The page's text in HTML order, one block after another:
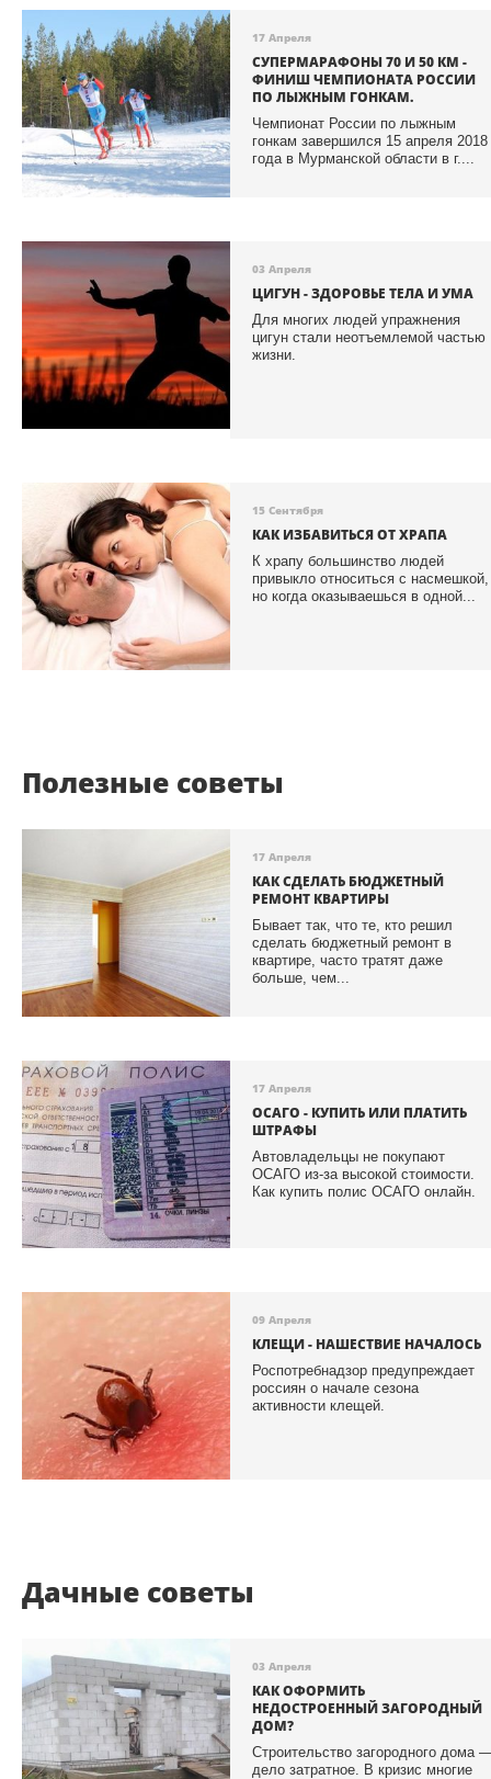
17 Апреля
СУПЕРМАРАФОНЫ 70 И 50 КМ -
ФИНИШ ЧЕМПИОНАТА РОССИИ
ПО ЛЫЖНЫМ ГОНКАМ.
Чемпионат России по лыжным
гонкам завершился 15 апреля 2018
года в Мурманской области в г....
03 Апреля
ЦИГУН - ЗДОРОВЬЕ ТЕЛА И УМА
Для многих людей упражнения
цигун стали неотъемлемой частью
жизни.
15 Сентября
КАК ИЗБАВИТЬСЯ ОТ ХРАПА
К храпу большинство людей
привыкло относиться с насмешкой,
но когда оказываешься в одной...
Полезные советы
17 Апреля
КАК СДЕЛАТЬ БЮДЖЕТНЫЙ
РЕМОНТ КВАРТИРЫ
Бывает так, что те, кто решил
сделать бюджетный ремонт в
квартире, часто тратят даже
больше, чем...
17 Апреля
ОСАГО - КУПИТЬ ИЛИ ПЛАТИТЬ
ШТРАФЫ
Автовладельцы не покупают
ОСАГО из-за высокой стоимости.
Как купить полис ОСАГО онлайн.
09 Апреля
КЛЕЩИ - НАШЕСТВИЕ НАЧАЛОСЬ
Роспотребнадзор предупреждает
россиян о начале сезона
активности клещей.
Дачные советы
03 Апреля
КАК ОФОРМИТЬ
НЕДОСТРОЕННЫЙ ЗАГОРОДНЫЙ
ДОМ?
Строительство загородного дома
дело затратное. В кризис многие